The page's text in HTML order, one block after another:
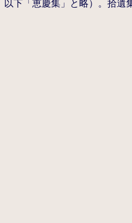
下「恵慶集」と略）。拾遺